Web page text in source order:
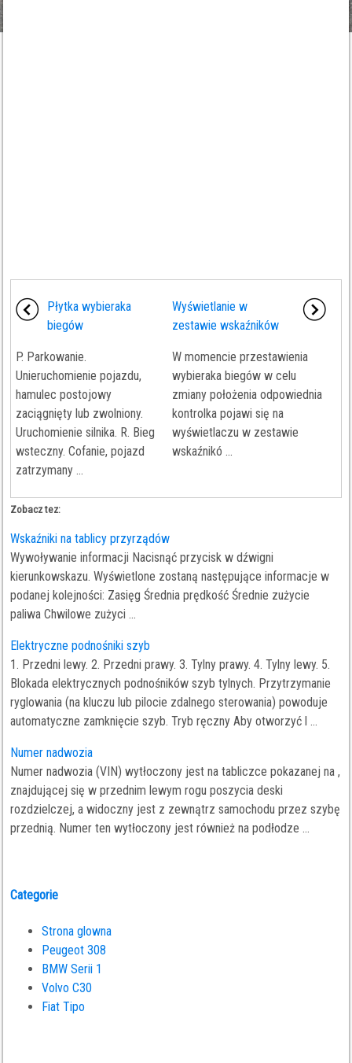
Płytka wybieraka
biegów
P. Parkowanie.
Unieruchomienie pojazdu,
hamulec postojowy
zaciągnięty lub zwolniony.
Uruchomienie silnika. R. Bieg
wsteczny. Cofanie, pojazd
zatrzymany ...
Wyświetlanie w
zestawie wskaźników
W momencie przestawienia
wybieraka biegów w celu
zmiany położenia odpowiednia
kontrolka pojawi się na
wyświetlaczu w zestawie
wskaźnikó ...
Zobacz tez:
Wskaźniki na tablicy przyrządów
Wywoływanie informacji Nacisnąć przycisk w dźwigni
kierunkowskazu. Wyświetlone zostaną następujące informacje w
podanej kolejności: Zasięg Średnia prędkość Średnie zużycie
paliwa Chwilowe zużyci ...
Elektryczne podnośniki szyb
1. Przedni lewy. 2. Przedni prawy. 3. Tylny prawy. 4. Tylny lewy. 5.
Blokada elektrycznych podnośników szyb tylnych. Przytrzymanie
ryglowania (na kluczu lub pilocie zdalnego sterowania) powoduje
automatyczne zamknięcie szyb. Tryb ręczny Aby otworzyć l ...
Numer nadwozia
Numer nadwozia (VIN) wytłoczony jest na tabliczce pokazanej na ,
znajdującej się w przednim lewym rogu poszycia deski
rozdzielczej, a widoczny jest z zewnątrz samochodu przez szybę
przednią. Numer ten wytłoczony jest również na podłodze ...
Categorie
Strona glowna
Peugeot 308
BMW Serii 1
Volvo C30
Fiat Tipo